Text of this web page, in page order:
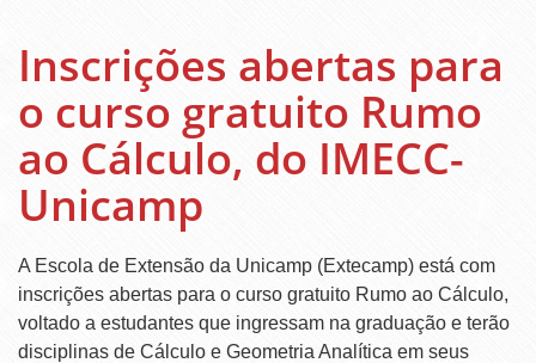
Inscrições abertas para
o curso gratuito Rumo
ao Cálculo, do IMECC-
Unicamp
A Escola de Extensão da Unicamp (Extecamp) está com
inscrições abertas para o curso gratuito Rumo ao Cálculo,
voltado a estudantes que ingressam na graduação e terão
disciplinas de Cálculo e Geometria Analítica em seus